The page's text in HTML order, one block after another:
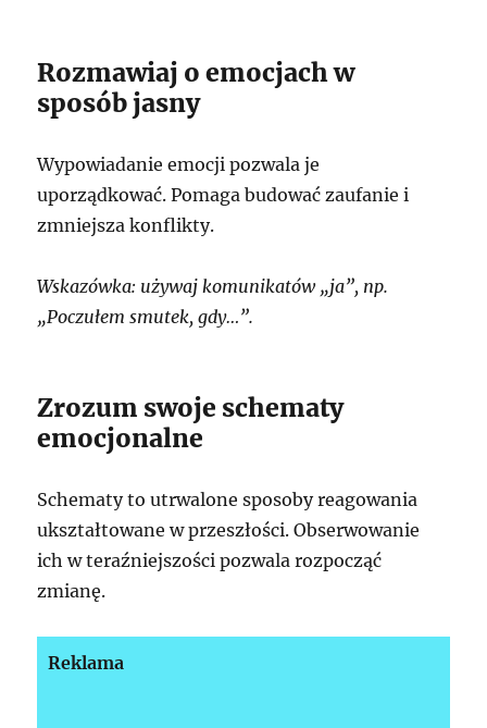
Rozmawiaj o emocjach w
sposób jasny
Wypowiadanie emocji pozwala je
uporządkować. Pomaga budować zaufanie i
zmniejsza konflikty.
Wskazówka: używaj komunikatów „ja”, np.
„Poczułem smutek, gdy…”.
Zrozum swoje schematy
emocjonalne
Schematy to utrwalone sposoby reagowania
ukształtowane w przeszłości. Obserwowanie
ich w teraźniejszości pozwala rozpocząć
zmianę.
Reklama